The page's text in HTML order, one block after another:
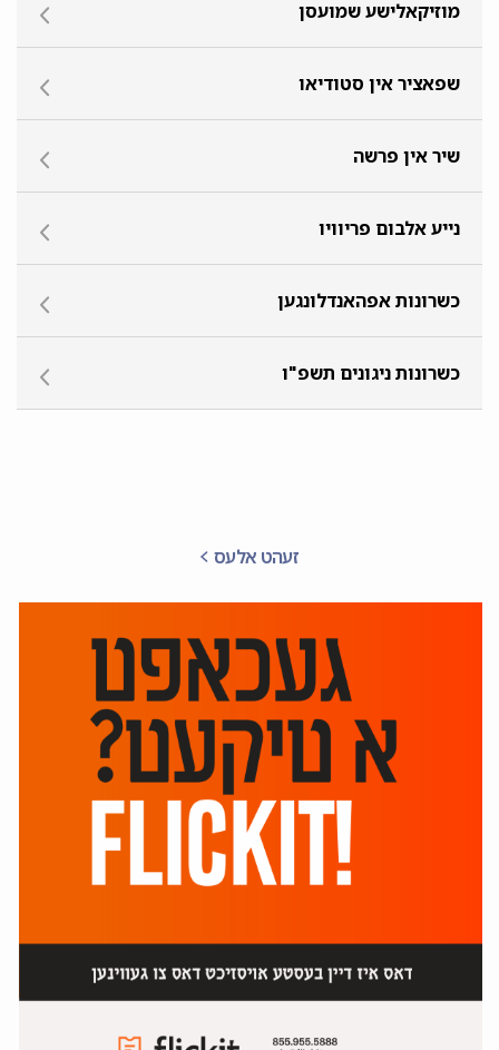
זעהט אלעס
מוזיקאלישע שמועסן
שפאציר אין סטודיאו
שיר אין פרשה
נייע אלבום פריוויו
כשרונות אפהאנדלונגען
כשרונות ניגונים תשפ"ו